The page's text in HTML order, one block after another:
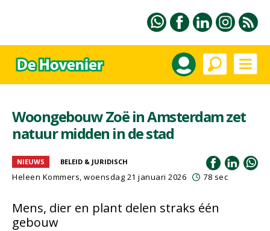
Woongebouw Zoë in Amsterdam zet
natuur midden in de stad
NIEUWS BELEID & JURIDISCH
Heleen Kommers, woensdag 21 januari 2026 78 sec
Mens, dier en plant delen straks één
gebouw